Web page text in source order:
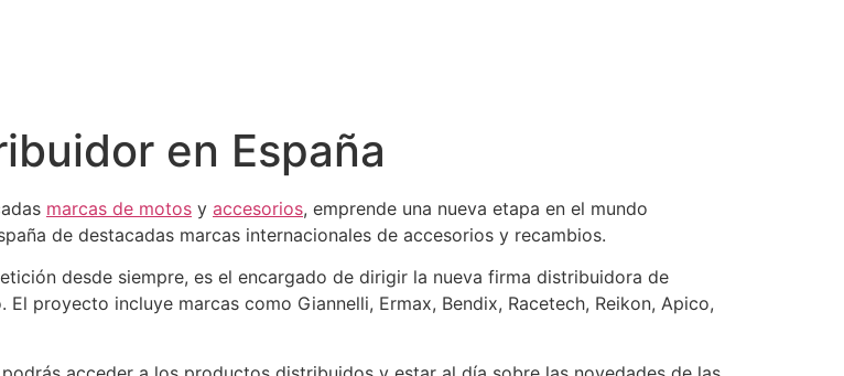
en España
marcas de motos y accesorios, emprende una nueva etapa en el mundo
de destacadas marcas internacionales de accesorios y recambios.
desde siempre, es el encargado de dirigir la nueva firma distribuidora de
proyecto incluye marcas como Giannelli, Ermax, Bendix, Racetech, Reikon, Apico,